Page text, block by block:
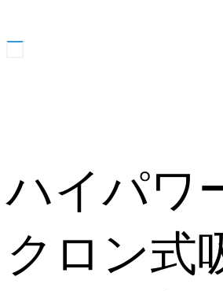
ハイパワ
クロン式